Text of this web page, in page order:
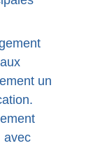
un
avec